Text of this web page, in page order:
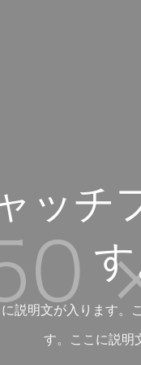
ッチ
す
説明文が入ります。
す。ここに説明